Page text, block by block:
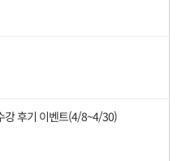
강 후기 이벤트(4/8~4/30)